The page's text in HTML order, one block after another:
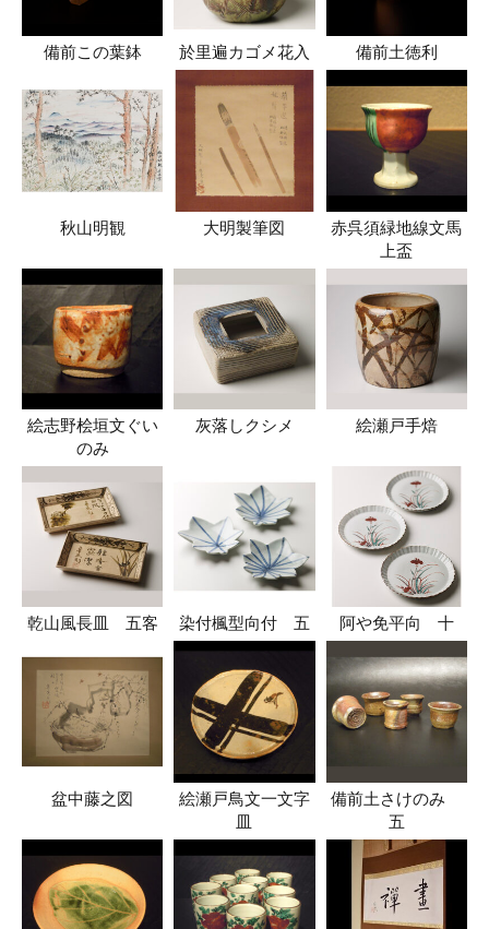
備前この葉鉢 於里遍カゴメ花入 備前土徳利
秋山明観 大明製筆図
赤呉須緑地線文馬
上盃
絵志野桧垣文ぐい
のみ
灰落しクシメ 絵瀬戸手焙
乾山風長皿 五客 染付楓型向付 五 阿や免平向 十
盆中藤之図
絵瀬戸鳥文一文字
皿
備前土さけのみ
五